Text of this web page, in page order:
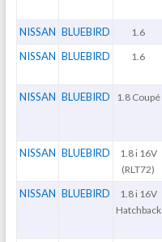
NISSAN BLUEBIRD 1.6
NISSAN BLUEBIRD 1.6
NISSAN BLUEBIRD 1.8 Coupé
NISSAN BLUEBIRD
1.8 i 16V
(RLT72)
NISSAN BLUEBIRD
1.8 i 16V
Hatchback